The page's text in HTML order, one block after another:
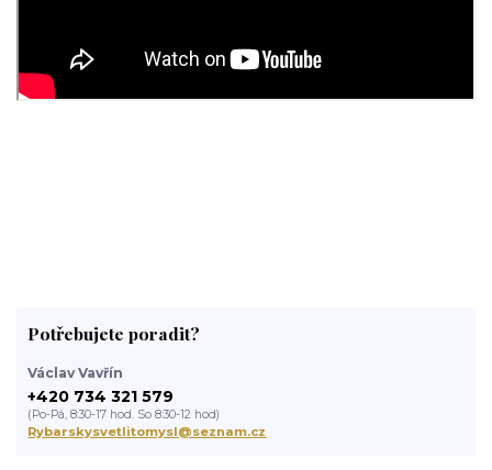
Potřebujete poradit?
Václav Vavřín
+420 734 321 579
(Po-Pá, 8:30-17 hod. So 8:30-12 hod)
Rybarskysvetlitomysl@seznam.cz